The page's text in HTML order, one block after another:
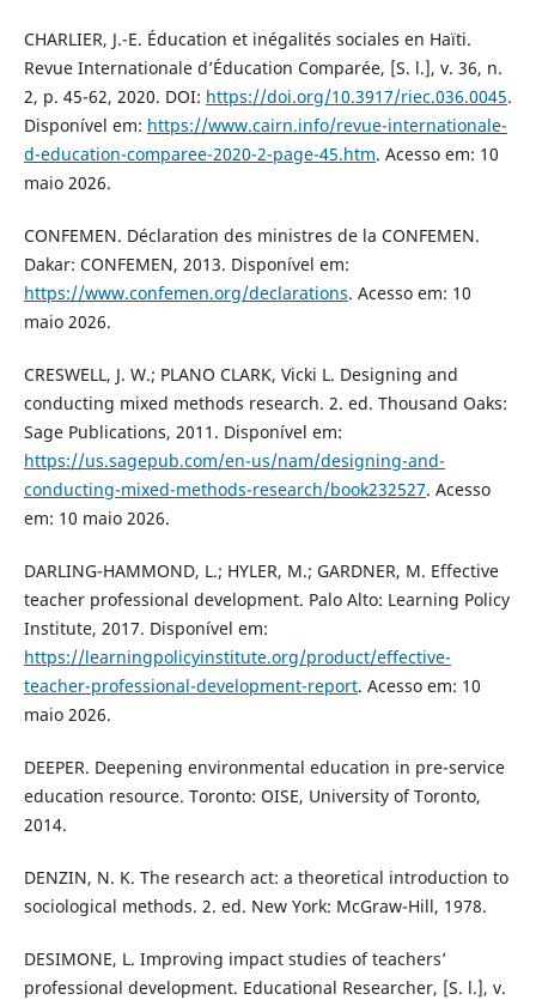
CHARLIER, J.-E. Éducation et inégalités sociales en Haïti.
Revue Internationale d’Éducation Comparée, [S. l.], v. 36, n.
2, p. 45-62, 2020. DOI: https://doi.org/10.3917/riec.036.0045.
Disponível em: https://www.cairn.info/revue-internationale-
d-education-comparee-2020-2-page-45.htm. Acesso em: 10
maio 2026.
CONFEMEN. Déclaration des ministres de la CONFEMEN.
Dakar: CONFEMEN, 2013. Disponível em:
https://www.confemen.org/declarations. Acesso em: 10
maio 2026.
CRESWELL, J. W.; PLANO CLARK, Vicki L. Designing and
conducting mixed methods research. 2. ed. Thousand Oaks:
Sage Publications, 2011. Disponível em:
https://us.sagepub.com/en-us/nam/designing-and-
conducting-mixed-methods-research/book232527. Acesso
em: 10 maio 2026.
DARLING-HAMMOND, L.; HYLER, M.; GARDNER, M. Effective
teacher professional development. Palo Alto: Learning Policy
Institute, 2017. Disponível em:
https://learningpolicyinstitute.org/product/effective-
teacher-professional-development-report. Acesso em: 10
maio 2026.
DEEPER. Deepening environmental education in pre-service
education resource. Toronto: OISE, University of Toronto,
2014.
DENZIN, N. K. The research act: a theoretical introduction to
sociological methods. 2. ed. New York: McGraw-Hill, 1978.
DESIMONE, L. Improving impact studies of teachers’
professional development. Educational Researcher, [S. l.], v.